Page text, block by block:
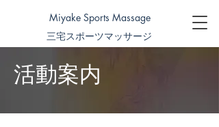
Miyake Sports Massage
三宅スポーツマッサージ
​活動案内